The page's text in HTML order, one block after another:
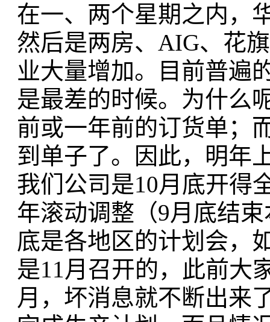
在一、两个星期之内，
然后是两房、AIG、花
业大量增加。目前普遍
是最差的时候。为什么
前或一年前的订货单；
到单子了。因此，明年
我们公司是10月底开得
年滚动调整（9月底结
底是各地区的计划会，
是11月召开的，此前大
月，坏消息就不断出来